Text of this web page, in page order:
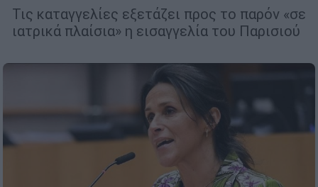
Τις καταγγελίες εξετάζει προς το παρόν «σε
ιατρικά πλαίσια» η εισαγγελία του Παρισιού